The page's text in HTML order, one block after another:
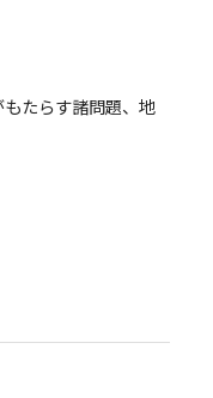
たらす諸問題、地